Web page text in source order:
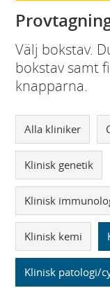
Välj bokstav.
bokstav samt
knapparna.
Alla kliniker
Klinisk genetik
Klinisk
Klinisk kemi
Klinisk patologi/